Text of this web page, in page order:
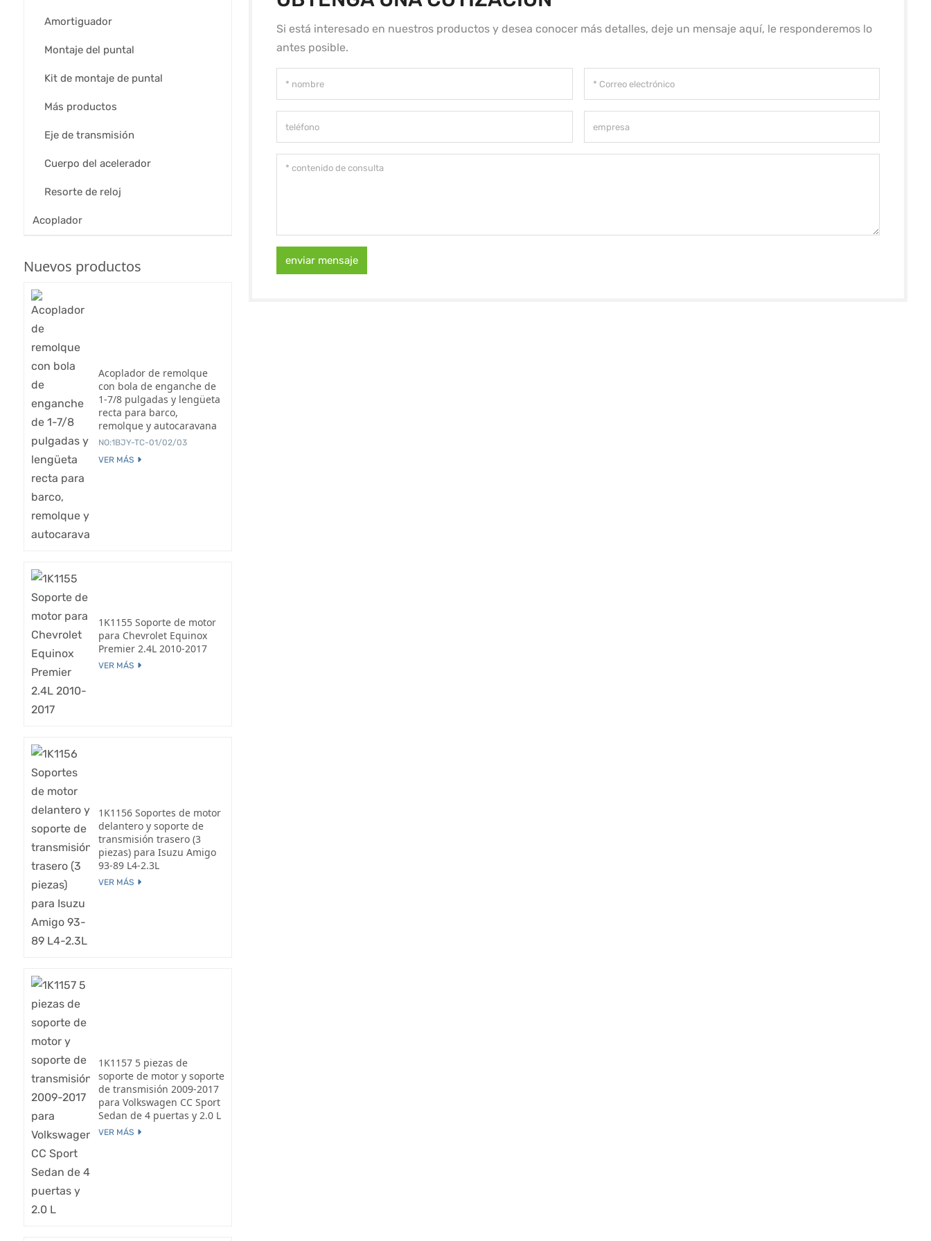
Si está interesado en nuestros productos y desea conocer más detalles, deje un mensaje aquí, le responderemos lo
antes posible.
enviar mensaje
Amortiguador
Montaje del puntal
Kit de montaje de puntal
Más productos
Eje de transmisión
Cuerpo del acelerador
Resorte de reloj
Acoplador
Nuevos productos
Acoplador de remolque
con bola de enganche de
1-7/8 pulgadas y lengüeta
recta para barco,
remolque y autocaravana
NO:1BJY-TC-01/02/03
VER MÁS
1K1155 Soporte de motor
para Chevrolet Equinox
Premier 2.4L 2010-2017
VER MÁS
1K1156 Soportes de motor
delantero y soporte de
transmisión trasero (3
piezas) para Isuzu Amigo
93-89 L4-2.3L
VER MÁS
1K1157 5 piezas de
soporte de motor y soporte
de transmisión 2009-2017
para Volkswagen CC Sport
Sedan de 4 puertas y 2.0 L
VER MÁS